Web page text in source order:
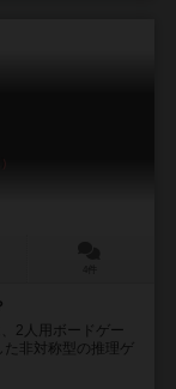
2人用ボードゲー
非対称型の推理ゲ